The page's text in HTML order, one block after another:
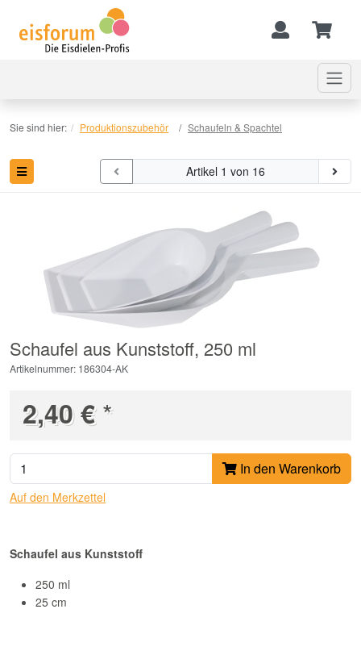
Sie sind hier: Produktionszubehör Schaufeln & Spachtel
Artikel 1 von 16
Schaufel aus Kunststoff, 250 ml
Artikelnummer: 186304-AK
2,40 € *
In den Warenkorb
Auf den Merkzettel
Schaufel aus Kunststoff
250 ml
25 cm